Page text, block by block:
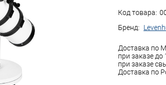
Код товара:
Бренд:
Доставка по
при заказе до
при заказе
Доставка по